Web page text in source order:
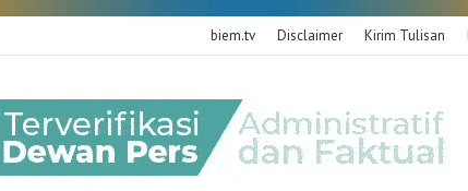
biem.tv Disclaimer Kirim Tulisan